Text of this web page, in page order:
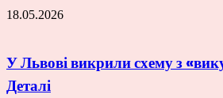
18.05.2026
У Львові викрили схему з
Деталі